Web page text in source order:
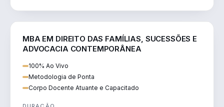
MBA EM DIREITO DAS FAMÍLIAS, SUCESSÕES E
ADVOCACIA CONTEMPORÂNEA
100% Ao Vivo
Metodologia de Ponta
Corpo Docente Atuante e Capacitado